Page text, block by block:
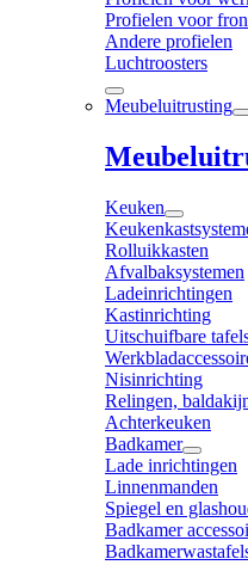
Profielen voor
Andere profielen
Luchtroosters
Meubeluitrusting
Keuken
Rolluikkasten
Afvalbaksystemen
Ladeinrichtingen
Kastinrichting
Uitschuifbare
Nisinrichting
Relingen,
Achterkeuken
Badkamer
Lade inrichtingen
Linnenmanden
Spiegel en
Badkamer